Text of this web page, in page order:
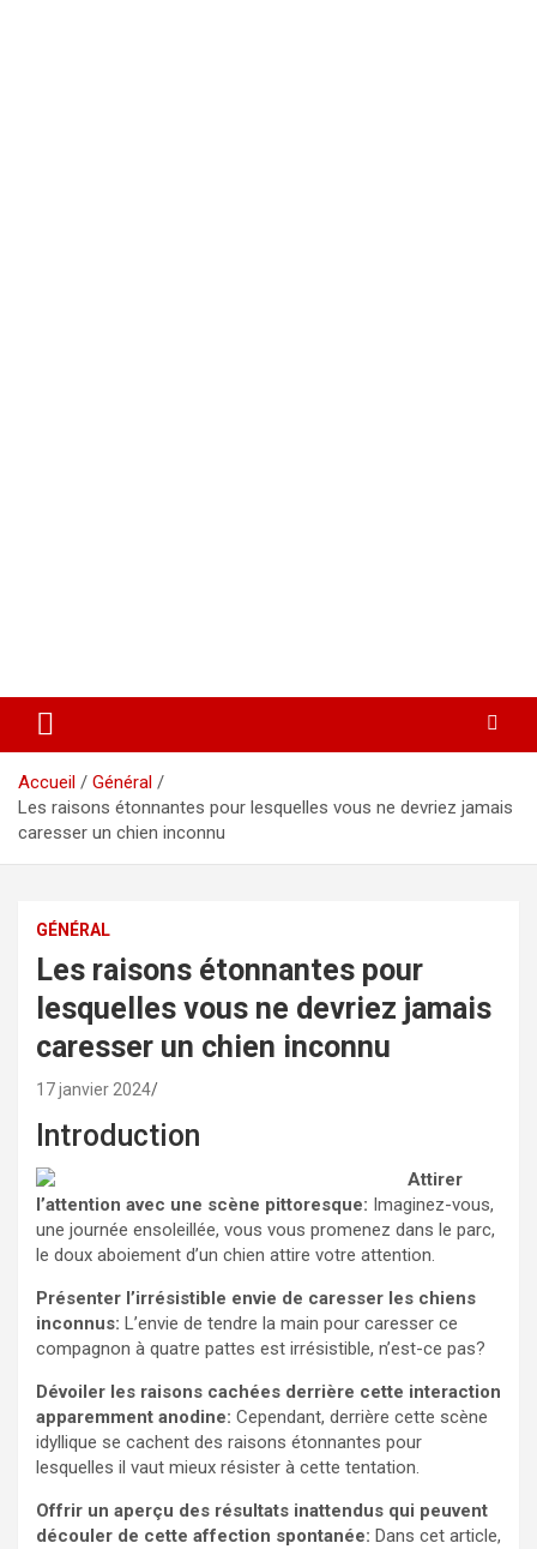
Accueil
Général
Les raisons étonnantes pour lesquelles vous ne devriez jamais
caresser un chien inconnu
GÉNÉRAL
Les raisons étonnantes pour
lesquelles vous ne devriez jamais
caresser un chien inconnu
17 janvier 2024
Introduction
Attirer
l’attention avec une scène pittoresque: Imaginez-vous,
une journée ensoleillée, vous vous promenez dans le parc,
le doux aboiement d’un chien attire votre attention.
Présenter l’irrésistible envie de caresser les chiens
inconnus: L’envie de tendre la main pour caresser ce
compagnon à quatre pattes est irrésistible, n’est-ce pas?
Dévoiler les raisons cachées derrière cette interaction
apparemment anodine: Cependant, derrière cette scène
idyllique se cachent des raisons étonnantes pour
lesquelles il vaut mieux résister à cette tentation.
Offrir un aperçu des résultats inattendus qui peuvent
découler de cette affection spontanée: Dans cet article,